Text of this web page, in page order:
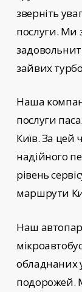
зверніть
послуги. Ми
зайвих
Наша
послуги
Київ. За цей
надійного
рівень
маршрути
Наш
обладнаних
подорожей.